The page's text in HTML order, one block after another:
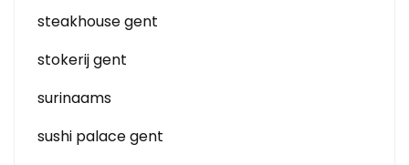
steakhouse gent
stokerij gent
surinaams
sushi palace gent